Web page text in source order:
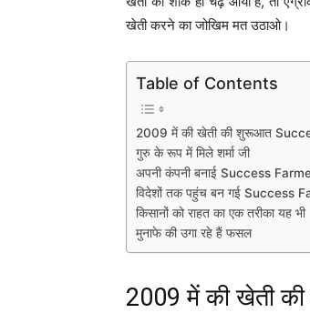
खेती करने का जोखिम मत उठाओ।
Table of Contents
2009 में की खेती की शुरूआत
गुरु के रूप में मिले शर्मा जी
अपनी कंपनी बनाई Success
विदेशों तक पहुंच बन गई Success
किसानों को राहत का एक तरीका यह भी
मुनाफे की उगा रहे हैं फसल
2009 में की खेती